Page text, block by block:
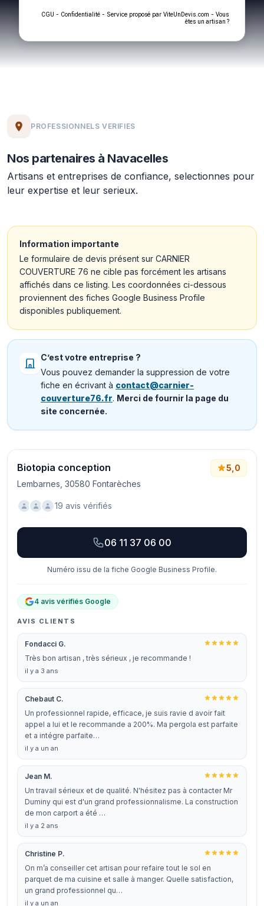
CGU - Confidentialité - Service proposé par ViteUnDevis.com - Vous
êtes un artisan ?
PROFESSIONNELS VERIFIES
Nos partenaires à Navacelles
Artisans et entreprises de confiance, selectionnes pour
leur expertise et leur serieux.
Information importante
Le formulaire de devis présent sur CARNIER
COUVERTURE 76 ne cible pas forcément les artisans
affichés dans ce listing. Les coordonnées ci-dessous
proviennent des fiches Google Business Profile
disponibles publiquement.
C’est votre entreprise ?
Vous pouvez demander la suppression de votre
fiche en écrivant à contact@carnier-
couverture76.fr. Merci de fournir la page du
site concernée.
Biotopia conception
Lembarnes, 30580 Fontarèches
5,0
19 avis vérifiés
06 11 37 06 00
Numéro issu de la fiche Google Business Profile.
4 avis vérifiés Google
AVIS CLIENTS
Fondacci G.
Très bon artisan , très sérieux , je recommande !
il y a 3 ans
Chebaut C.
Un professionnel rapide, efficace, je suis ravie d avoir fait
appel a lui et le recommande a 200%. Ma pergola est parfaite
et a intégre parfaite…
il y a un an
Jean M.
Un travail sérieux et de qualité. N'hésitez pas à contacter Mr
Duminy qui est d'un grand professionnalisme. La construction
de mon carport a été …
il y a 2 ans
Christine P.
On m’a conseiller cet artisan pour refaire tout le sol en
parquet de ma cuisine et salle à manger. Quelle satisfaction,
un grand professionnel qu…
il y a un an